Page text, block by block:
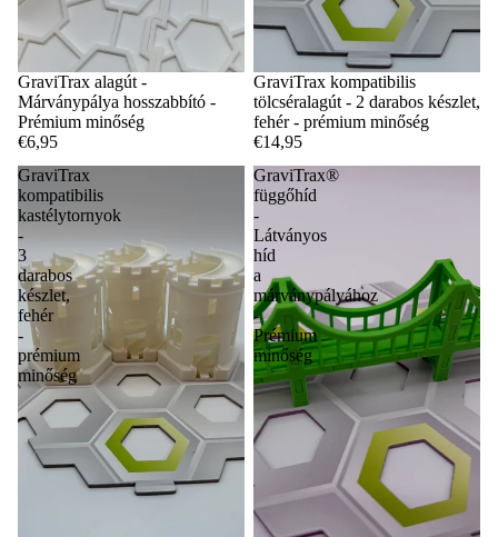
GraviTrax alagút -
Márványpálya hosszabbító -
Prémium minőség
€6,95
GraviTrax kompatibilis
tölcséralagút - 2 darabos készlet,
fehér - prémium minőség
€14,95
GraviTrax
kompatibilis
kastélytornyok
-
3
darabos
készlet,
fehér
-
prémium
minőség
GraviTrax®
függőhíd
-
Látványos
híd
a
márványpályához
-
Prémium
minőség